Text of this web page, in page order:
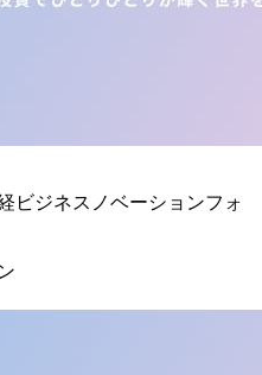
ビジネスノベーションフォ